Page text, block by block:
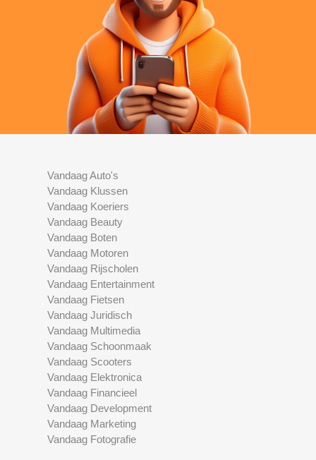
Vandaag Auto's
Vandaag Klussen
Vandaag Koeriers
Vandaag Beauty
Vandaag Boten
Vandaag Motoren
Vandaag Rijscholen
Vandaag Entertainment
Vandaag Fietsen
Vandaag Juridisch
Vandaag Multimedia
Vandaag Schoonmaak
Vandaag Scooters
Vandaag Elektronica
Vandaag Financieel
Vandaag Development
Vandaag Marketing
Vandaag Fotografie